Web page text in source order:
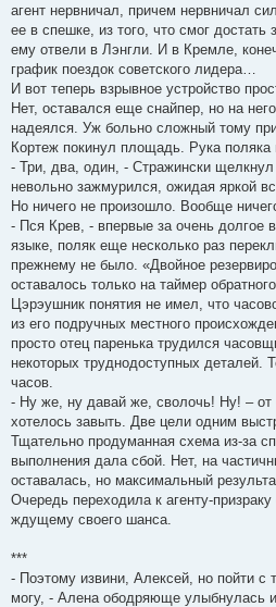
агент нервничал, причем нервничал
ее в спешке, из того, что смог достать
ему отвели в Лэнгли. И в Кремле,
график поездок советского лидера…
И вот теперь взрывное устройство
Нет, оставался еще снайпер, но на
надеялся. Уж больно сложный тому
Кортеж покинул площадь. Рука поляка
- Три, два, один, - Стражински
невольно зажмурился, ожидая яркой
Но ничего не произошло. Вообще
- Пся Крев, - впервые за очень долгое
языке, поляк еще несколько раз
прежнему не было. «Двойное
оставалось только на таймер обратного
Цэрэушник понятия не имел, что
из его подручных местного
просто отец паренька трудился
некоторых труднодоступных деталей.
часов.
- Ну же, ну давай же, сволочь! Ну! – от
хотелось завыть. Две цели одним
Тщательно продуманная схема из-за
выполнения дала сбой. Нет, на
оставалась, но максимальный
Очередь переходила к агенту-призраку
ждущему своего шанса.
***
- Поэтому извини, Алексей, но пойти с
могу, - Алена ободряюще улыбнулась